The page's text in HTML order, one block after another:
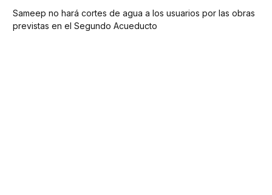
Sameep no hará cortes de agua a los usuarios por las obras
previstas en el Segundo Acueducto